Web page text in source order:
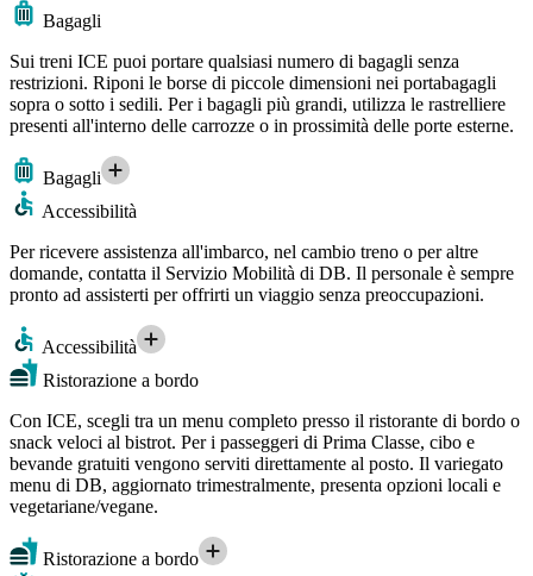
Bagagli
Sui treni ICE puoi portare qualsiasi numero di bagagli senza
restrizioni. Riponi le borse di piccole dimensioni nei portabagagli
sopra o sotto i sedili. Per i bagagli più grandi, utilizza le rastrelliere
presenti all'interno delle carrozze o in prossimità delle porte esterne.
Bagagli
Accessibilità
Per ricevere assistenza all'imbarco, nel cambio treno o per altre
domande, contatta il Servizio Mobilità di DB. Il personale è sempre
pronto ad assisterti per offrirti un viaggio senza preoccupazioni.
Accessibilità
Ristorazione a bordo
Con ICE, scegli tra un menu completo presso il ristorante di bordo o
snack veloci al bistrot. Per i passeggeri di Prima Classe, cibo e
bevande gratuiti vengono serviti direttamente al posto. Il variegato
menu di DB, aggiornato trimestralmente, presenta opzioni locali e
vegetariane/vegane.
Ristorazione a bordo